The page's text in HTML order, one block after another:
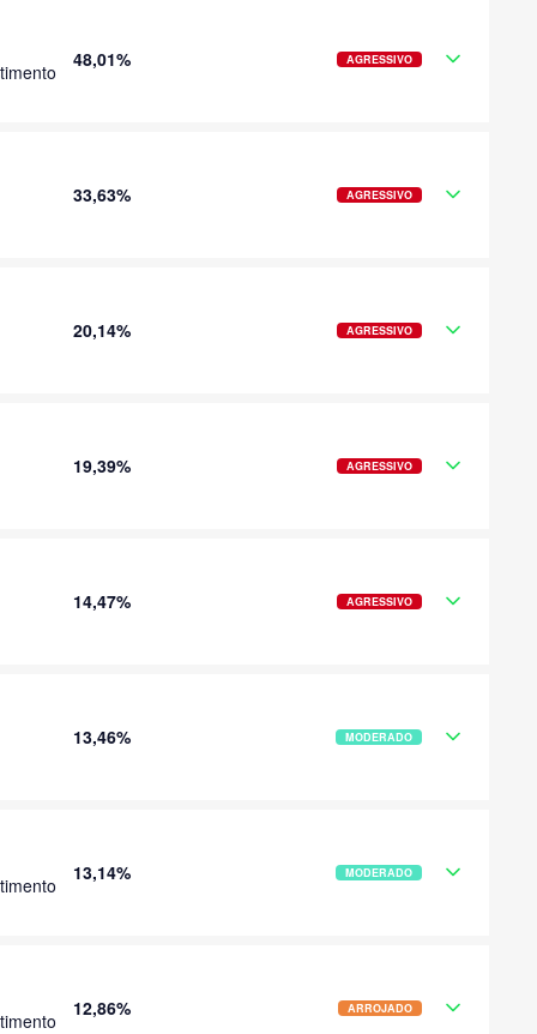
48,01% AGRESSIVO
33,63% AGRESSIVO
20,14% AGRESSIVO
19,39% AGRESSIVO
14,47% AGRESSIVO
13,46% MODERADO
13,14% MODERADO
12,86% ARROJADO